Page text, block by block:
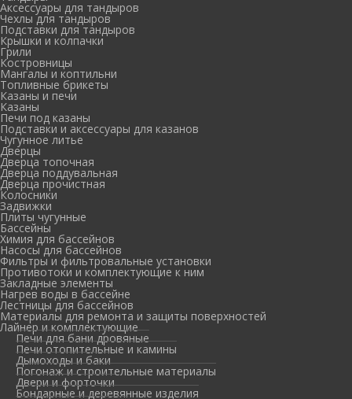
Аксессуары для тандыров
Чехлы для тандыров
Подставки для тандыров
Крышки и колпачки
Грили
Костровницы
Мангалы и коптильни
Топливные брикеты
Казаны и печи
Казаны
Печи под казаны
Подставки и аксессуары для казанов
Чугунное литье
Дверцы
Дверца топочная
Дверца поддувальная
Дверца прочистная
Колосники
Задвижки
Плиты чугунные
Бассейны
Химия для бассейнов
Насосы для бассейнов
Фильтры и фильтровальные установки
Противотоки и комплектующие к ним
Закладные элементы
Нагрев воды в бассейне
Лестницы для бассейнов
Материалы для ремонта и защиты поверхностей
Лайнер и комплектующие
Печи для бани дровяные
Печи отопительные и камины
Дымоходы и баки
Погонаж и строительные материалы
Двери и форточки
Бондарные и деревянные изделия